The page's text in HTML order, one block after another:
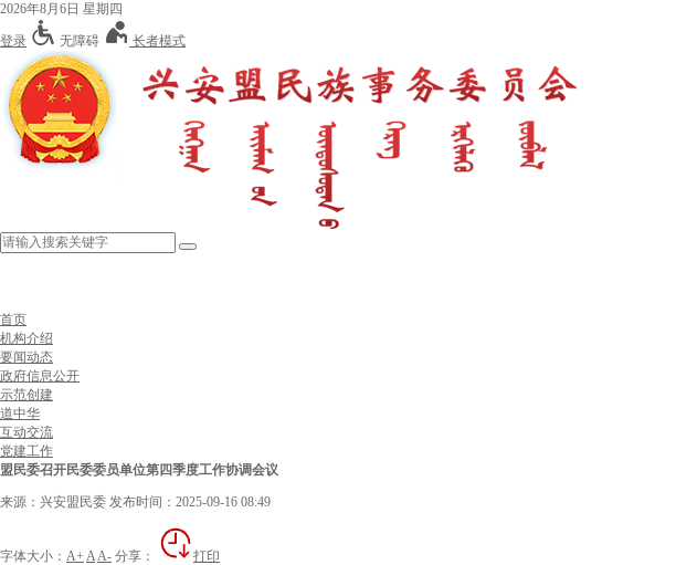
2026年8月6日 星期四
登录 无障碍 长者模式
首页
机构介绍
要闻动态
政府信息公开
示范创建
道中华
互动交流
党建工作
盟民委召开民委委员单位第四季度工作协调会议
来源：兴安盟民委 发布时间：2025-09-16 08:49
字体大小： A+ AA- 分享： 打印